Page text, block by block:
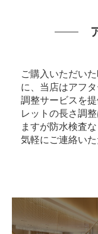
ご購入いただい
に、当店はアフ
調整サービスを
レットの長さ調
ますが防水検査
気軽にご連絡いた